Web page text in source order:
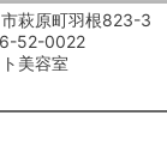
萩原町羽根823-3
52-0022
美容室